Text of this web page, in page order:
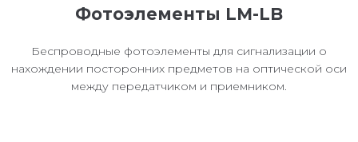
Фотоэлементы LM-LB
Беспроводные фотоэлементы для сигнализации о
нахождении посторонних предметов на оптической оси
между передатчиком и приемником.